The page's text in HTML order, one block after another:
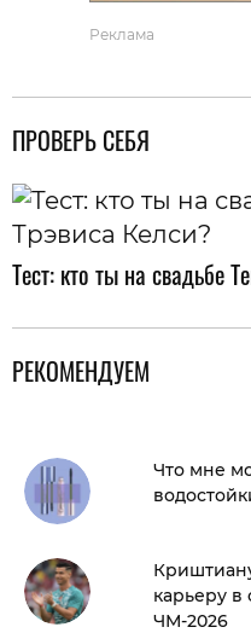
Реклама
ПРОВЕРЬ СЕБЯ
Тест: кто ты на свадьбе
РЕКОМЕНДУЕМ
Что мне
карьеру в
ЧМ-2026